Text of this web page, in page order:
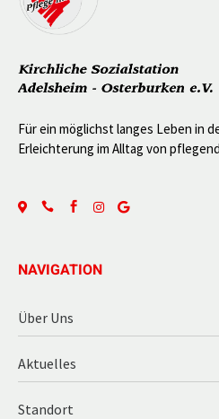
Für ein möglichst langes Leben in
Erleichterung im Alltag von
    
NAVIGATION
Über Uns
Aktuelles
Standort